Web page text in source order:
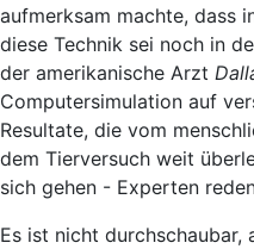
aufmerksam machte, dass
diese Technik sei noch in
der amerikanische Arzt
Computersimulation auf
Resultate, die vom
dem Tierversuch weit
sich gehen - Experten
Es ist nicht durchschaubar,